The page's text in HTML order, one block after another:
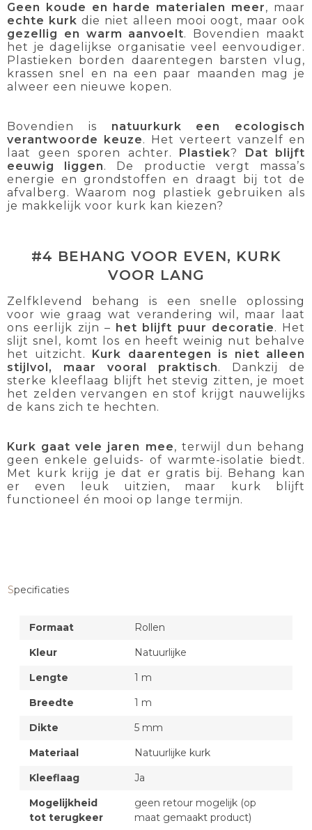
Geen koude en harde materialen meer, maar
echte kurk die niet alleen mooi oogt, maar ook
gezellig en warm aanvoelt. Bovendien maakt
het je dagelijkse organisatie veel eenvoudiger.
Plastieken borden daarentegen barsten vlug,
krassen snel en na een paar maanden mag je
alweer een nieuwe kopen.
Bovendien is natuurkurk een ecologisch
verantwoorde keuze. Het verteert vanzelf en
laat geen sporen achter.
Plastiek?
Dat blijft
eeuwig liggen. De productie vergt massa’s
energie en grondstoffen en draagt bij tot de
afvalberg. Waarom nog plastiek gebruiken als
je makkelijk voor kurk kan kiezen?
#4 BEHANG VOOR EVEN, KURK
VOOR LANG
Zelfklevend behang is een snelle oplossing
voor wie graag wat verandering wil, maar laat
ons eerlijk zijn – het blijft puur decoratie. Het
slijt snel, komt los en heeft weinig nut behalve
het uitzicht. Kurk daarentegen
is niet alleen
stijlvol, maar vooral praktisch. Dankzij de
sterke kleeflaag blijft het stevig zitten, je moet
het zelden vervangen en stof krijgt nauwelijks
de kans zich te hechten.
Kurk gaat vele jaren mee, terwijl dun behang
geen enkele geluids- of warmte-isolatie biedt.
Met kurk krijg je dat er gratis bij. Behang kan
er even leuk uitzien, maar kurk blijft
functioneel én mooi op lange termijn.
Specificaties
Formaat
Rollen
Kleur
Natuurlijke
Lengte
1 m
Breedte
1 m
Dikte
5 mm
Materiaal
Natuurlijke kurk
Kleeflaag
Ja
Mogelijkheid
tot terugkeer
geen retour mogelijk (op
maat gemaakt product)